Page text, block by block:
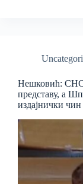
Нешковић:
представу, а
издајнички чин